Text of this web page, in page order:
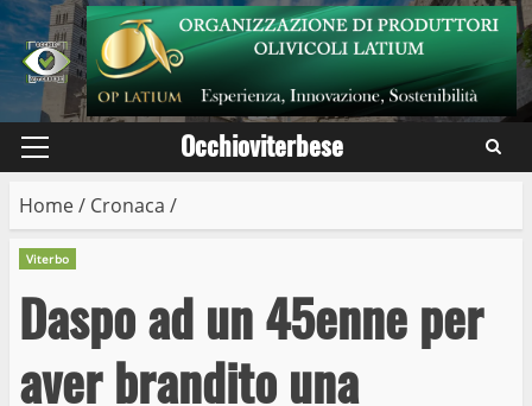
Skip
to
content
Primary
Occhioviterbese
Home/ Cronaca /
Viterbo
Daspo ad un 45enne per
aver brandito una